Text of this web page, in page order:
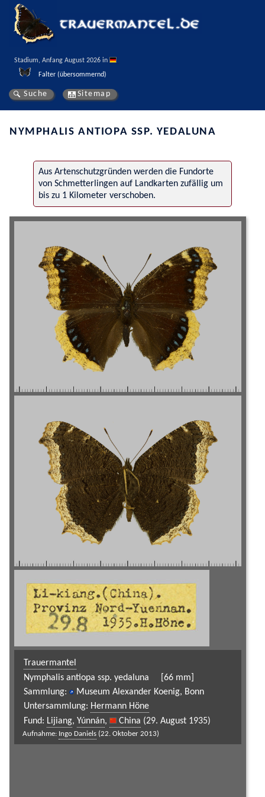
Stadium, Anfang August 2026 in
Falter (übersommernd)
Suche Sitemap
NYMPHALIS ANTIOPA SSP. YEDALUNA
Aus Artenschutzgründen werden die Fundorte
von Schmetterlingen auf Landkarten zufällig um
bis zu 1 Kilometer verschoben.
Trauermantel
Nymphalis antiopa ssp. yedaluna
[66 mm]
Sammlung:
Museum Alexander Koenig, Bonn
Untersammlung: Hermann Höne
Fund: Lijiang, Yúnnán, China (29. August 1935)
Aufnahme: Ingo Daniels (22. Oktober 2013)